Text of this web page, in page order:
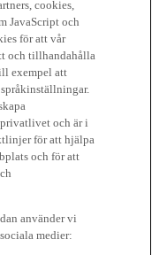
cookies,
JavaScript och
för att vår
och tillhandahålla
exempel att
privatlivet och är i
för att hjälpa
och för att
använder vi
medier: